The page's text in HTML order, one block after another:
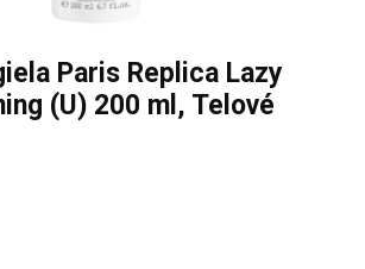
Paris Replica Lazy
(U) 200 ml, Telové